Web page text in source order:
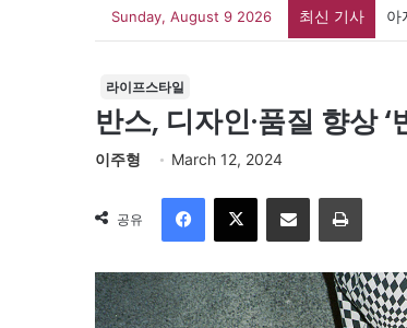
Sunday, August 9 2026 최신 기사 아
라이프스타일
반스, 디자인·품질 향상
이주형 March 12, 2024
공유
이메일